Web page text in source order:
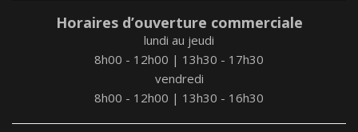
Horaires d’ouverture commerciale
lundi au jeudi
8h00 - 12h00 | 13h30 - 17h30
vendredi
8h00 - 12h00 | 13h30 - 16h30